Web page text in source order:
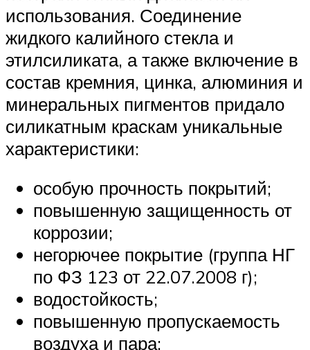
использования. Соединение
жидкого калийного стекла и
этилсиликата, а также включение в
состав кремния, цинка, алюминия и
минеральных пигментов придало
силикатным краскам уникальные
характеристики:
особую прочность покрытий;
повышенную защищенность от
коррозии;
негорючее покрытие (группа НГ
по ФЗ 123 от 22.07.2008 г);
водостойкость;
повышенную пропускаемость
воздуха и пара;